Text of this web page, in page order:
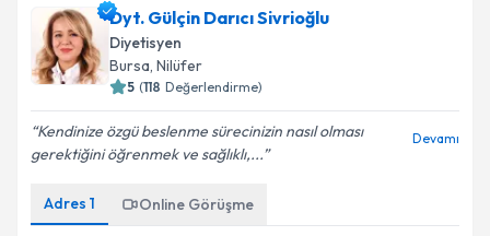
Dyt. Gülçin Darıcı Sivrioğlu
Diyetisyen
Bursa, Nilüfer
5 (118 Değerlendirme)
Kendinize özgü beslenme sürecinizin nasıl olması
gerektiğini öğrenmek ve sağlıklı,...
Devamı
Adres 1 Online Görüşme